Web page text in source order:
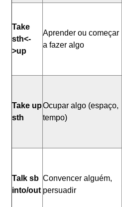
Take
sth<-
>up
Aprender ou começar
a fazer algo
Take up
sth
Ocupar algo (espaço,
tempo)
Talk sb
into/out
Convencer alguém,
persuadir